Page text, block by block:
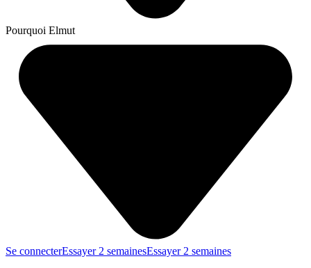
Pourquoi Elmut
Se connecterEssayer 2 semainesEssayer 2 semaines